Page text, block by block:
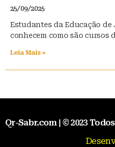
25/09/2025
Estudantes da Educação
conhecem como são cursos
Leia Mais »
Qr-Sabr.com | © 2023